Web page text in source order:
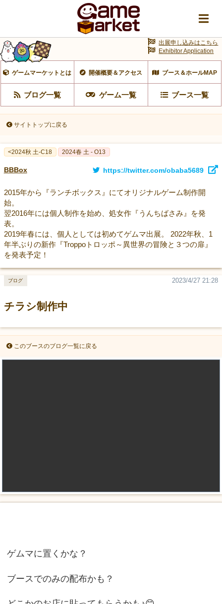
ゲームマーケットとは 開催概要＆アクセス ブース＆ホールMAP
ブログ一覧 ゲーム一覧 ブース一覧
出展申し込みはこちら
Exhibitor Application
サイトトップに戻る
<2024秋 土-C18 2024春 土 - O13
BBBox https://twitter.com/obaba5689
2015年から『ランチボックス』にてオリジナルゲーム制作開
始。
翌2016年には個人制作を始め、処女作『うんちばさみ』を発
表。
2019年春には、個人としては初めてゲムマ出展。 2022年秋、1
年半ぶりの新作『Troppoトロッポ～異世界の冒険と３つの扉』
を発表予定！
チラシ制作中
2023/4/27 21:28
ブログ
このブースのブログ一覧に戻る
ゲムマに置くかな？
ブースでのみの配布かも？